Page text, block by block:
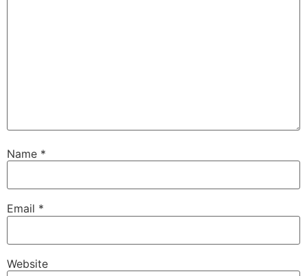
Name *
Email *
Website